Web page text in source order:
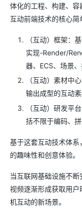
体化的工程、构建、容
互动前端技术的核心简
（互动）框架：
实现-Render/
器、ECS、场景
（互动）素材中
输出成型的互动
（互动）研发平
括不限于编码、
基于这套互动技术体
的趣味性和创意体验。
当互联网基础设施不
视频逐渐形成获取用
机互动的新场景。